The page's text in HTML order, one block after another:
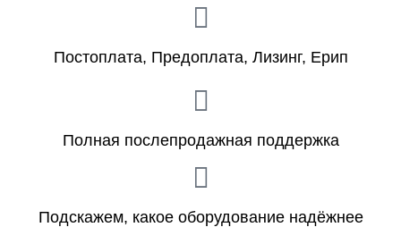
Постоплата, Предоплата, Лизинг, Ерип
Полная послепродажная поддержка
Подскажем, какое оборудование надёжнее